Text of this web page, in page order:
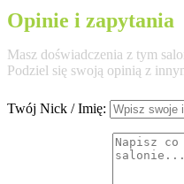
Opinie i zapytania
Masz doświadczenia z tym
Podziel się swoją opinią z
Twój Nick / Imię: